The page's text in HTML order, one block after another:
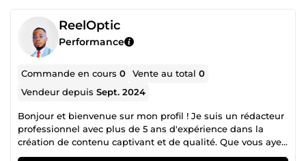
ReelOptic
Performance
Commande en cours0 Vente au total0
Vendeur depuisSept. 2024
Bonjour et bienvenue sur mon profil ! Je suis un rédacteur
professionnel avec plus de 5 ans d'expérience dans la
création de contenu captivant et de qualité. Que vous ayez
besoin d'articles de blog, de descriptions de produits ou